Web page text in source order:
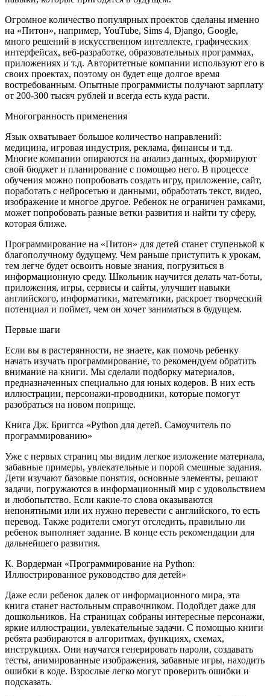
Огромное количество популярных проектов сделаны именно
на «Питон», например, YouTube, Sims 4, Django, Google,
много решений в искусственном интеллекте, графических
интерфейсах, веб-разработке, образовательных программах,
приложениях и т.д. Авторитетные компании используют его в
своих проектах, поэтому он будет еще долгое время
востребованным. Опытные программисты получают зарплату
от 200-300 тысяч рублей и всегда есть куда расти.
Многогранность применения
Язык охватывает большое количество направлений:
медицина, игровая индустрия, реклама, финансы и т.д.
Многие компании опираются на анализ данных, формируют
свой бюджет и планирование с помощью него. В процессе
обучения можно попробовать создать игру, приложение, сайт,
поработать с нейросетью и данными, обработать текст, видео,
изображение и многое другое. Ребенок не ограничен рамками,
может попробовать разные ветки развития и найти ту сферу,
которая ближе.
Программирование на «Питон» для детей станет ступенькой к
благополучному будущему. Чем раньше приступить к урокам,
тем легче будет освоить новые знания, погрузиться в
информационную среду. Школьник научится делать чат-боты,
приложения, игры, сервисы и сайты, улучшит навыки
английского, информатики, математики, раскроет творческий
потенциал и поймет, чем он хочет заниматься в будущем.
Первые шаги
Если вы в растерянности, не знаете, как помочь ребенку
начать изучать программирование, то рекомендуем обратить
внимание на книги. Мы сделали подборку материалов,
предназначенных специально для юных кодеров. В них есть
иллюстрации, персонажи-проводники, которые помогут
разобраться на новом поприще.
Книга Дж. Бриггса «Python для детей. Самоучитель по
программированию»
Уже с первых страниц мы видим легкое изложение материала,
забавные примеры, увлекательные и порой смешные задания.
Дети изучают базовые понятия, основные элементы, решают
задачи, погружаются в информационный мир с удовольствием
и любопытство. Если какие-то слова оказываются
непонятными или их нужно перевести с английского, то есть
перевод. Также родители смогут отследить, правильно ли
ребенок выполняет задание. В конце есть рекомендации для
дальнейшего развития.
К. Вордерман «Программирование на Python:
Иллюстрированное руководство для детей»
Даже если ребенок далек от информационного мира, эта
книга станет настольным справочником. Подойдет даже для
дошкольников. На страницах собраны интересные персонажи,
яркие иллюстрации, увлекательные задачи. С помощью книги
ребята разбираются в алгоритмах, функциях, схемах,
инструкциях. Они научатся генерировать пароли, создавать
тесты, анимированные изображения, забавные игры, находить
ошибки в коде. Взрослые легко могут проверить ошибки и
подсказать.